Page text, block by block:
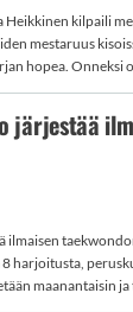
kilpaili
mestaruus
hopea. Onneksi
järjestää
ilmaisen
harjoitusta,
maanantaisin